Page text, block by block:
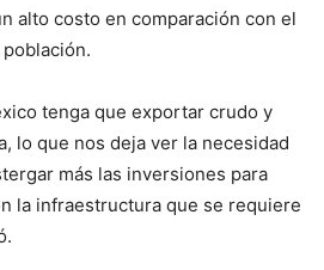
alto costo en comparación con el
tenga que exportar crudo y
lo que nos deja ver la necesidad
más las inversiones para
la infraestructura que se requiere